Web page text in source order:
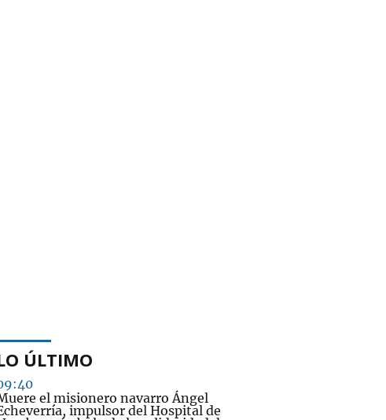
ÚLTIMO
el misionero navarro Ángel
impulsor del Hospital de